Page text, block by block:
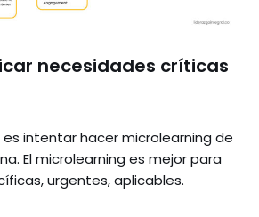
necesidades críticas
es intentar hacer microlearning de
El microlearning es mejor para
urgentes, aplicables.